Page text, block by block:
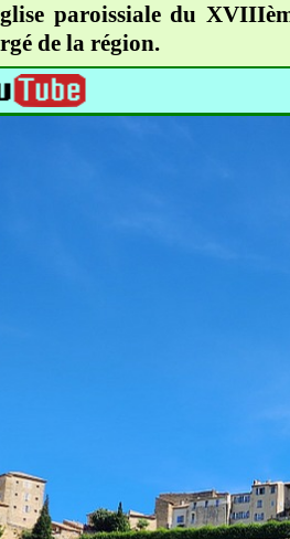
paroissiale du
de la région.